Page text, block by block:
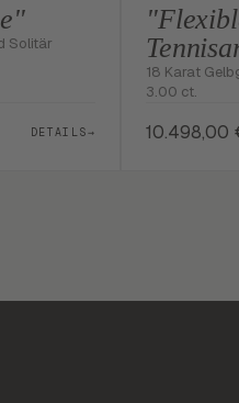
Solitär
DETAILS→
18 Karat
3.00 ct.
10.498,00